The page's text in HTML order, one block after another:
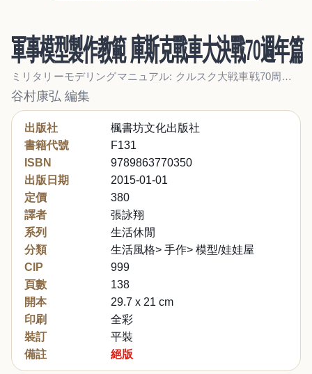
軍事模型製作教範 庫斯克戰車大決戰70週年篇
ミリタリーモデリングマニュアル: クルスク大戦車戦70周年編
谷村康弘 編集
出版社
楓書坊文化出版社
書籍代號
F131
ISBN
9789863770350
出版日期
2015-01-01
定價
380
譯者
張詠翔
系列
生活休閒
分類
生活風格> 手作> 模型/娃娃屋
CIP
999
頁數
138
開本
29.7 x 21 cm
印刷
全彩
裝訂
平裝
備註
絕版